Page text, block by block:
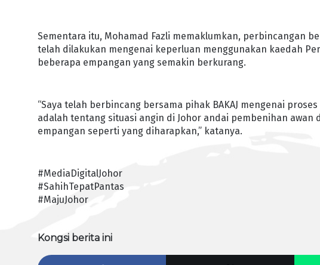
Sementara itu, Mohamad Fazli memaklumkan, perbincangan
telah dilakukan mengenai keperluan menggunakan kaedah
beberapa empangan yang semakin berkurang.
“Saya telah berbincang bersama pihak BAKAJ mengenai
adalah tentang situasi angin di Johor andai pembenihan
empangan seperti yang diharapkan,” katanya.
#MediaDigitalJohor
#SahihTepatPantas
#MajuJohor
Kongsi berita ini